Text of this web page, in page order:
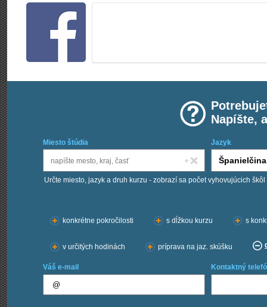
Napíšte,
Miesto štúdia Jazyk
Určte miesto, jazyk a druh kurzu - zobrazí sa počet vyhovujúcich škôl
konkrétne pokročilosti
s dĺžkou kurzu s
v určitých hodinách príprava na jaz. skúšku
Váš e-mail Kontaktný